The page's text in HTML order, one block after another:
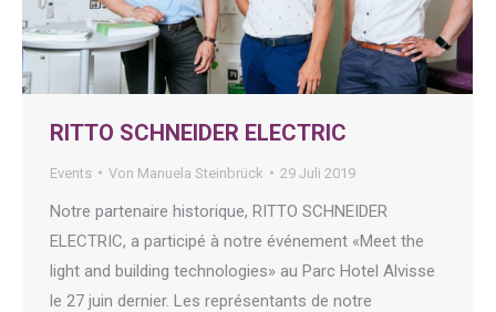
RITTO SCHNEIDER ELECTRIC
Events Von Manuela Steinbrück 29 Juli 2019
Notre partenaire historique, RITTO SCHNEIDER
ELECTRIC, a participé à notre événement «Meet the
light and building technologies» au Parc Hotel Alvisse
le 27 juin dernier. Les représentants de notre